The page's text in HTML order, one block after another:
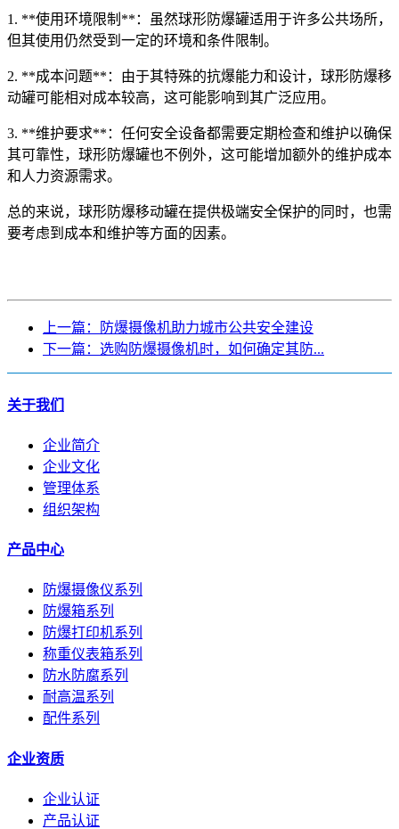
1. **使用环境限制**：虽然球形防爆罐适用于许多公共场所，
但其使用仍然受到一定的环境和条件限制。
2. **成本问题**：由于其特殊的抗爆能力和设计，球形防爆移
动罐可能相对成本较高，这可能影响到其广泛应用。
3. **维护要求**：任何安全设备都需要定期检查和维护以确保
其可靠性，球形防爆罐也不例外，这可能增加额外的维护成本
和人力资源需求。
总的来说，球形防爆移动罐在提供极端安全保护的同时，也需
要考虑到成本和维护等方面的因素。
上一篇：防爆摄像机助力城市公共安全建设
下一篇：选购防爆摄像机时，如何确定其防...
关于我们
企业简介
企业文化
管理体系
组织架构
产品中心
防爆摄像仪系列
防爆箱系列
防爆打印机系列
称重仪表箱系列
防水防腐系列
耐高温系列
配件系列
企业资质
企业认证
产品认证